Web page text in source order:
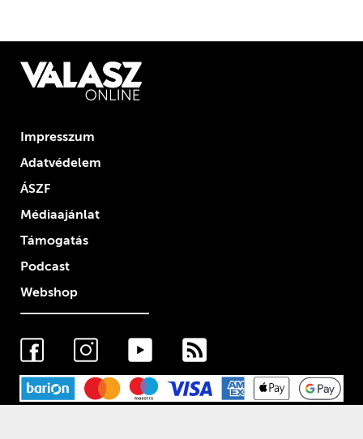
Impresszum
Adatvédelem
ÁSZF
Médiaajánlat
Támogatás
Podcast
Webshop